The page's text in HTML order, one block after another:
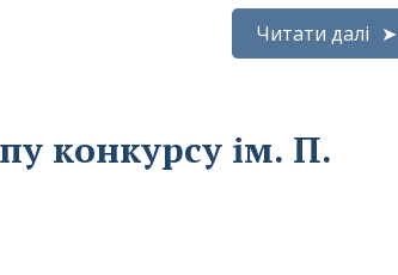
Читати далі
конкурсу ім. П.